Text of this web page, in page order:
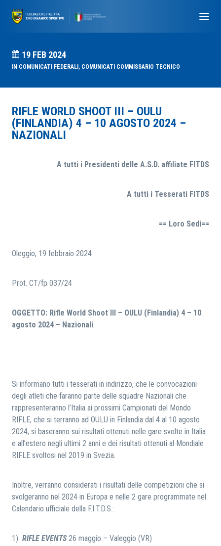
19 FEB 2024
IN COMUNICATI FEDERALI , COMUNICATI COMMISSARIO TECNICO
RIFLE WORLD SHOOT III – OULU
(FINLANDIA) 4 – 10 AGOSTO 2024 –
NAZIONALI
A tutti i Presidenti delle A.S.D. affiliate FITDS
A tutti i Tesserati FITDS
== Loro Sedi==
Oleggio, 19 febbraio 2024
Prot. CT/fp 037/24
OGGETTO: Rifle World Shoot III – OULU (Finlandia) 4 – 10
agosto 2024 – Nazionali
Si informano tutti i tesserati in indirizzo, che le convocazioni
degli atleti che faranno parte delle squadre Nazionali che
rappresenteranno l’Italia ai prossimi Campionati del Mondo
RIFLE, che si terranno ad OULU in Finlandia dal 4 al 10 agosto
2024, si baseranno sui risultati ottenuti nelle gare svolte in Italia
e all’estero negli ultimi 2 anni e dei risultati ottenuti al Mondiale
RIFLE svoltosi nel 2019 in Svezia.
Inoltre, verranno considerati i risultati delle competizioni che si
svolgeranno nel 2024 in Europa e nelle 2 gare programmate nel
Calendario ufficiale della F.I.T.D.S.:
1) RIFLE EVENTS26 maggio – Valeggio (VR)